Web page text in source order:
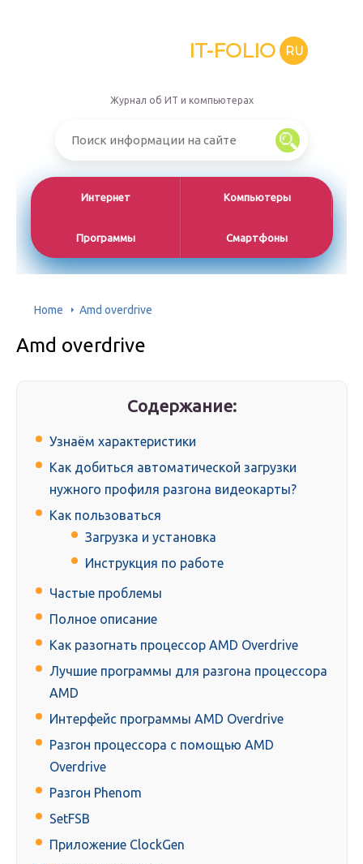
IT-FOLIO RU
Журнал об ИТ и компьютерах
Интернет Компьютеры
Программы Смартфоны
Home Amd overdrive
Amd overdrive
Содержание:
Узнаём характеристики
Как добиться автоматической загрузки
нужного профиля разгона видеокарты?
Как пользоваться
Загрузка и установка
Инструкция по работе
Частые проблемы
Полное описание
Как разогнать процессор AMD Overdrive
Лучшие программы для разгона процессора
AMD
Интерфейс программы AMD Overdrive
Разгон процессора с помощью AMD
Overdrive
Разгон Phenom
SetFSB
Приложение ClockGen